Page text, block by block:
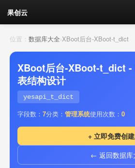
果创云
数据表单
API接口
云存储
流量 剩余接口流量
套餐
位置： 数据库大全›XBoot后台-XBoot-t_dict
XBoot后台-XBoot-t_dict -
表结构设计
yesapi_t_dict
字段数： 7分类： 管理系统使用次数： 0
+ 立即免费创
← 返回数据库